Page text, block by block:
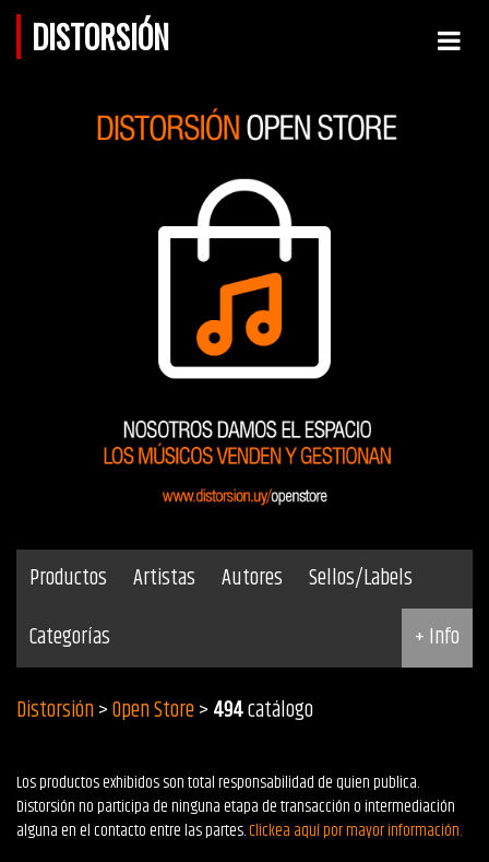
DISTORSIÓN
Productos Artistas Autores
Sellos/Labels
Categorías
+ Info
Distorsión>Open Store>494catálogo
Los productos exhibidos son total responsabilidad de quien publica.
Distorsión no participa de ninguna etapa de transacción o intermediación
alguna en el contacto entre las partes.Clickea aquí por mayor información.